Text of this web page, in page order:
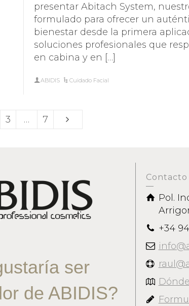
presentar Abitach System,
formulado para ofrecer un
bienestar desde la primera
soluciones profesionales que
en cabina y en […]
ABIDIS Cuidado Facial
3 … 7
ser
de ABIDIS?
Contacto
Pol.
+34